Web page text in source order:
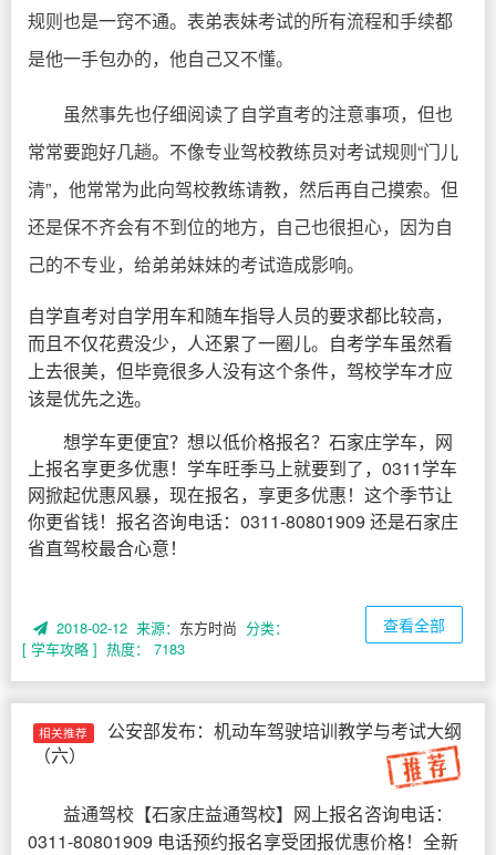
规则也是一窍不通。表弟表妹考试的所有流程和手续都
是他一手包办的，他自己又不懂。
虽然事先也仔细阅读了自学直考的注意事项，但也
常常要跑好几趟。不像专业驾校教练员对考试规则“门儿
清”，他常常为此向驾校教练请教，然后再自己摸索。但
还是保不齐会有不到位的地方，自己也很担心，因为自
己的不专业，给弟弟妹妹的考试造成影响。
自学直考对自学用车和随车指导人员的要求都比较高，
而且不仅花费没少，人还累了一圈儿。自考学车虽然看
上去很美，但毕竟很多人没有这个条件，驾校学车才应
该是优先之选。
想学车更便宜？想以低价格报名？石家庄学车，网
上报名享更多优惠！学车旺季马上就要到了，0311学车
网掀起优惠风暴，现在报名，享更多优惠！这个季节让
你更省钱！报名咨询电话：0311-80801909 还是石家庄
省直驾校最合心意！
2018-02-12 来源： 东方时尚 分类：
[ 学车攻略 ] 热度： 7183
查看全部
相关推荐
公安部发布：机动车驾驶培训教学与考试大纲
（六）
益通驾校 【石家庄益通驾校】网上报名咨询电话：
0311-80801909 电话预约报名享受团报优惠价格！全新